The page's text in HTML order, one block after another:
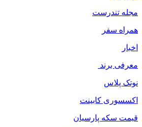
مجله‌ تندرست
همراه سفر
اخبار
معرفی برند
نوتک پلاس
اکسسوری کابینت
قیمت سکه پارسیان